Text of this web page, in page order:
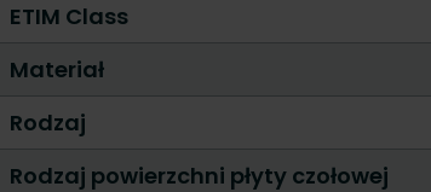
ETIM Class
Materiał
Rodzaj
Rodzaj powierzchni płyty czołowej